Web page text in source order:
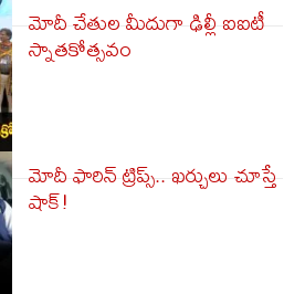
మోదీ చేతుల మీదుగా ఢిల్లీ ఐఐటీ
స్నాతకోత్సవం
మోదీ ఫారిన్ ట్రిప్స్‌.. ఖ‌ర్చులు చూస్తే
షాక్‌!